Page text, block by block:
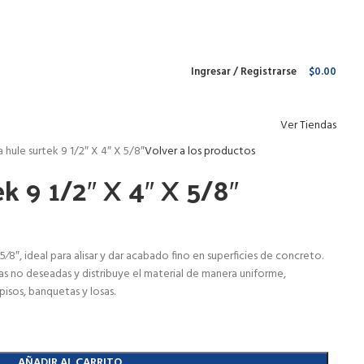
Ingresar / Registrarse $0.00
Ver Tiendas
surtek 9 1/2″ X 4″ X 5/8″Volver a los productos
9 1/2″ X 4″ X 5/8″
ideal para alisar y dar acabado fino en superficies de concreto.
no deseadas y distribuye el material de manera uniforme,
banquetas y losas.